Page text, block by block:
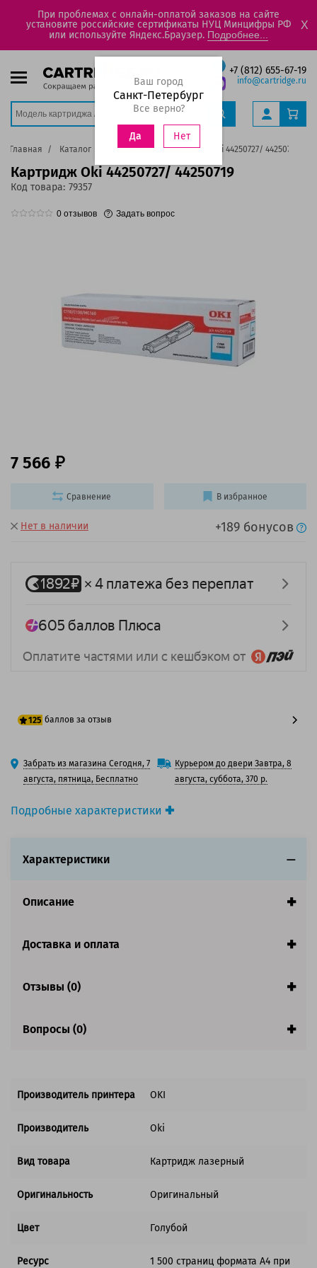
При проблемах с онлайн-оплатой заказов на сайте
установите российские сертификаты НУЦ Минцифры РФ
или используйте Яндекс.Браузер. Подробнее...
X
+7 (812) 655-67-19
info@cartridge.ru
Ваш город
Санкт-Петербург
Все верно?
Да Нет
Главная Каталог Картриджи Картридж Oki 44250727/ 44250719
Картридж Oki 44250727/ 44250719
Код товара: 79357
0 отзывов Задать вопрос
Подробные характеристики
Вид товара:Картридж лазерный
Ресурс:1 500 страниц формата А4 при 5%
Страна:Китай
Нет в наличии +189 бонусов
7 566
125 баллов за отзыв
100 баллов
125 баллов
Забрать из магазина Сегодня, 7
августа, пятница, Бесплатно
Курьером до двери Завтра, 8
августа, суббота, 370 р.
Сравнение В избранное
Характеристики
Описание
Доставка и оплата
Отзывы (0)
Вопросы (0)
Производитель принтера OKI
Производитель Oki
Вид товара Картридж лазерный
Оригинальность Оригинальный
Цвет Голубой
Ресурс
1 500 страниц формата А4 при